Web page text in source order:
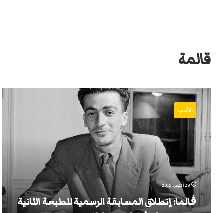
قالمة
ڨالما:
إنطلاق
المسابقة
الرسمية
للطبعة
الثانية
من
الجائزة
الأدبية
الدولية
“كاتب
ياسين”
الأدب
28 أكتوبر، 2015
ڨالما: إنطلاق المسابقة الرسمية للطبعة الثانية